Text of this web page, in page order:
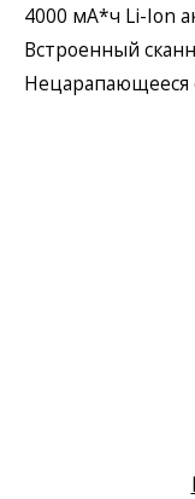
4000 мА*ч Li-Ion
Встроенный
Нецарапающееся